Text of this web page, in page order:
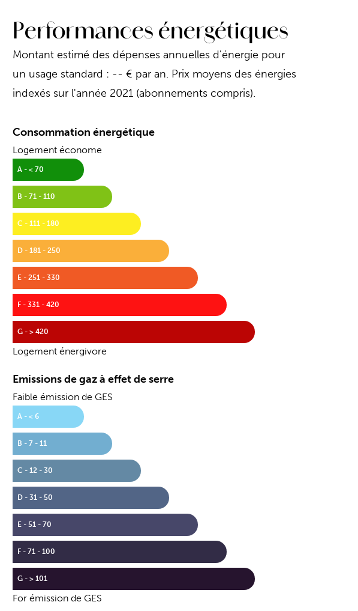
Performances énergétiques
Montant estimé des dépenses annuelles d'énergie pour
un usage standard : -- € par an. Prix moyens des énergies
indexés sur l'année 2021 (abonnements compris).
Consommation énergétique
Logement économe
A - < 70
B - 71 - 110
C - 111 - 180
D - 181 - 250
E - 251 - 330
F - 331 - 420
G - > 420
Logement énergivore
Emissions de gaz à effet de serre
Faible émission de GES
A - < 6
B - 7 - 11
C - 12 - 30
D - 31 - 50
E - 51 - 70
F - 71 - 100
G - > 101
For émission de GES